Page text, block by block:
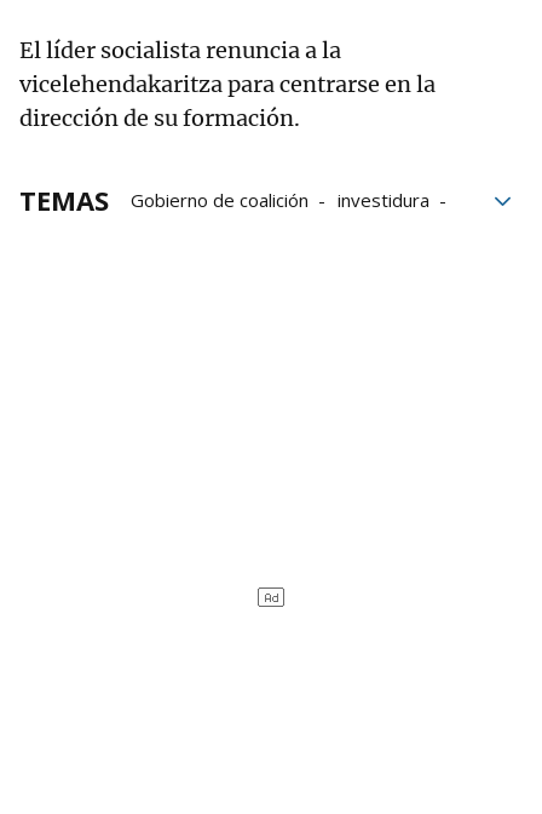
El líder socialista renuncia a la
vicelehendakaritza para centrarse en la
dirección de su formación.
TEMAS Gobierno de coalición
investidura